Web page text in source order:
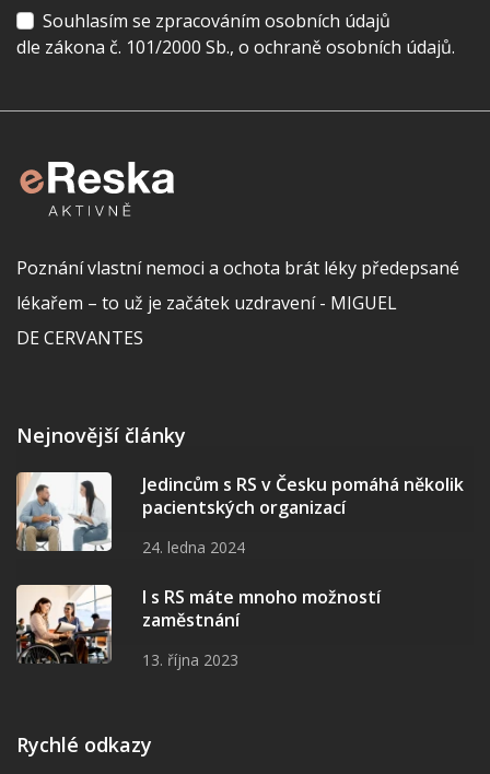
Souhlasím se zpracováním osobních údajů
dle zákona č. 101/2000 Sb., o ochraně osobních údajů.
Poznání vlastní nemoci a ochota brát léky předepsané
lékařem – to už je začátek uzdravení - MIGUEL
DE CERVANTES
Nejnovější články
Jedincům s RS v Česku pomáhá několik
pacientských organizací
24. ledna 2024
I s RS máte mnoho možností
zaměstnání
13. října 2023
Rychlé odkazy